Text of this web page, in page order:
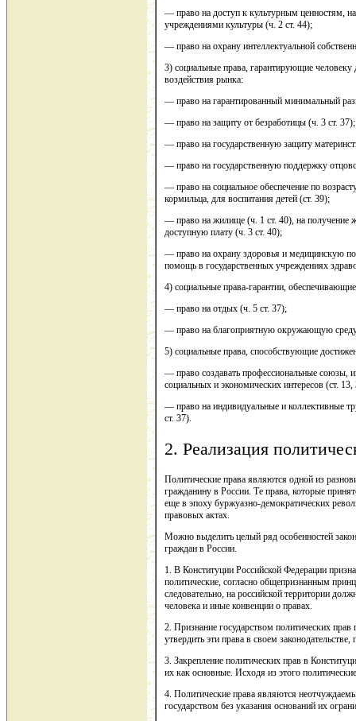
— право на доступ к культурным ценностям,
учреждениями культуры (ч. 2 ст. 44);
— право на охрану интеллектуальной
3) социальные права, гарантирующие
воздействия рынка:
— право на гарантированный минимальный
— право на защиту от безработицы (ч. 3 ст. 37);
— право на государственную защиту
— право на государственную поддержку
— право на социальное обеспечение по
кормильца, для воспитания детей (ст. 39);
— право на жилище (ч. 1 ст. 40), на получение
доступную плату (ч. 3 ст. 40);
— право на охрану здоровья и медицинскую
помощь в государственных учреждениях
4) социальные права-гарантии,
— право на отдых (ч. 5 ст. 37);
— право на благоприятную окружающую
5) социальные права, способствующие
— право создавать профессиональные союзы,
социальных и экономических интересов (ст. 13,
— право на индивидуальные и коллективные
ст. 37).
2. Реализация
Политические права являются одной из
гражданину в России. Те права, которые
еще в эпоху буржуазно-демократических
правовых актах.
Можно выделить целый ряд особенностей
граждан в России.
1. В Конституции Российской Федерации
политические, согласно общепризнанным
следовательно, на российской территории
человека и иные конвенции о правах.
2. Признание государством политических прав
утвердить эти права в своем
3. Закрепление политических прав в
их как основные. Исходя из этого
4. Политические права являются
государством без указания оснований их